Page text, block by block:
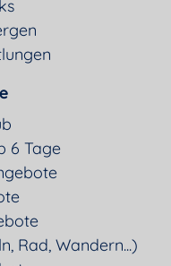
6 Tage
Rad, Wandern...)